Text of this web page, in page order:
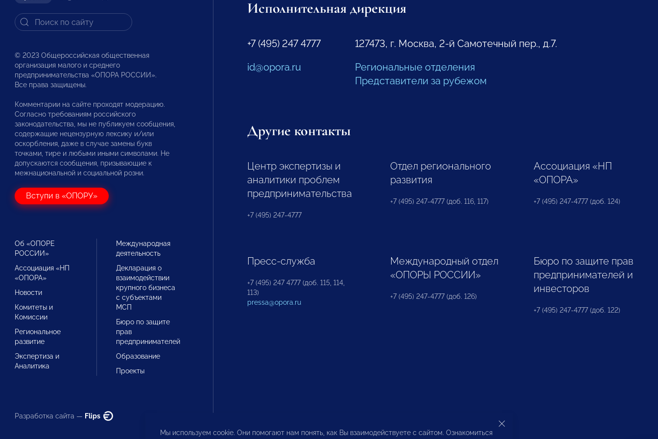
© 2023 Общероссийская общественная
организация малого и среднего
предпринимательства «ОПОРА РОССИИ».
Все права защищены.
Комментарии на сайте проходят модерацию.
Согласно требованиям российского
законодательства, мы не публикуем сообщения,
содержащие нецензурную лексику и/или
оскорбления, даже в случае замены букв
точками, тире и любыми иными символами. Не
допускаются сообщения, призывающие к
межнациональной и социальной розни.
Вступи в «ОПОРУ»
Об «ОПОРЕ
РОССИИ»
Ассоциация «НП
«ОПОРА»
Новости
Комитеты и
Комиссии
Региональное
развитие
Экспертиза и
Аналитика
Международная
деятельность
Декларация о
взаимодействии
крупного бизнеса
с субъектами
МСП
Бюро по защите
прав
предпринимателей
Образование
Проекты
Разработка сайта — Flips
Исполнительная дирекция
+7 (495) 247 4777
id@opora.ru
127473, г. Москва, 2-й Самотечный пер., д.7.
Региональные отделения
Представители за рубежом
Другие контакты
Центр экспертизы и
аналитики проблем
предпринимательства
+7 (495) 247-4777
Отдел регионального
развития
+7 (495) 247-4777 (доб. 116, 117)
Ассоциация «НП
«ОПОРА»
+7 (495) 247-4777 (доб. 124)
Пресс-служба
+7 (495) 247 4777 (доб. 115, 114,
113)
pressa@opora.ru
Международный отдел
«ОПОРЫ РОССИИ»
+7 (495) 247-4777 (доб. 126)
Бюро по защите прав
предпринимателей и
инвесторов
+7 (495) 247-4777 (доб. 122)
Мы используем cookie. Они помогают нам понять, как Вы взаимодействуете с сайтом. Ознакомиться